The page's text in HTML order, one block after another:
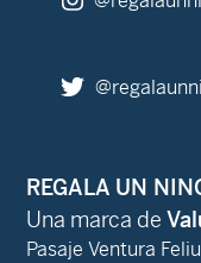
REGALA UN
Una marca de
Pasaje Ventura